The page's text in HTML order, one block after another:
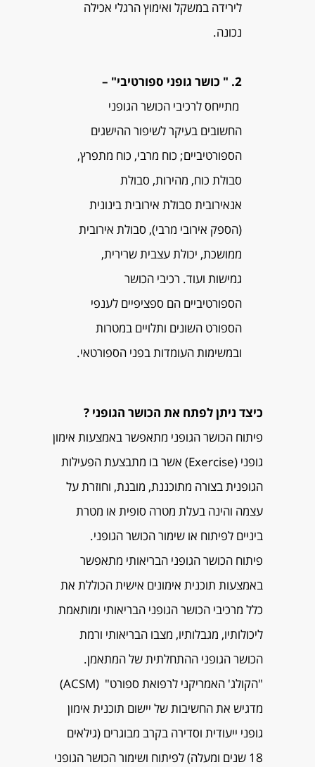
לירידה במשקל ואימוץ הרגלי אכילה
נכונה.
2. " כושר גופני ספורטיבי" –
מתייחס לרכיבי הכושר הגופני
החשובים בעיקר לשיפור ההישגים
הספורטיביים; כוח מרבי, כוח מתפרץ,
סבולת כוח, מהירות, סבולת
אנאירובית סבולת אירובית בינונית
(הספק אירובי מרבי), סבולת אירובית
ממושכת, יכולת עצבית שרירית,
גמישות ועוד. רכיבי הכושר
הספורטיביים הם ספציפיים לענפי
הספורט השונים ותלויים במטרות
ובמשימות העומדות בפני הספורטאי.
כיצד ניתן לפתח את הכושר הגופני ?
פיתוח הכושר הגופני מתאפשר באמצעות אימון
גופני (Exercise) אשר בו מתבצעת הפעילות
הגופנית בצורה מתוכננת, מובנת, וחוזרת על
עצמה והינה בעלת מטרה סופית או מטרת
ביניים לפיתוח או שימור הכושר הגופני.
פיתוח הכושר הגופני הבריאותי מתאפשר
באמצעות תוכנית אימונים אישית הכוללת את
כלל מרכיבי הכושר הגופני הבריאותי ומותאמת
ליכולותיו, מגבלותיו, מצבו הבריאותי ורמת
הכושר הגופני ההתחלתית של המתאמן.
"הקולג' האמריקני לרפואת ספורט" (ACSM)
מדגיש את החשיבות של יישום תוכנית אימון
גופני ייעודית וסדירה בקרב מבוגרים (גילאים
18 שנים ומעלה) לפיתוח ושימור הכושר הגופני